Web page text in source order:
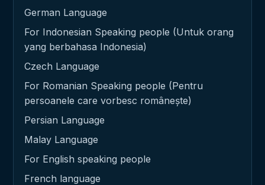
German Language
For Indonesian Speaking people (Untuk orang
yang berbahasa Indonesia)
Czech Language
For Romanian Speaking people (Pentru
persoanele care vorbesc românește)
Persian Language
Malay Language
For English speaking people
French language